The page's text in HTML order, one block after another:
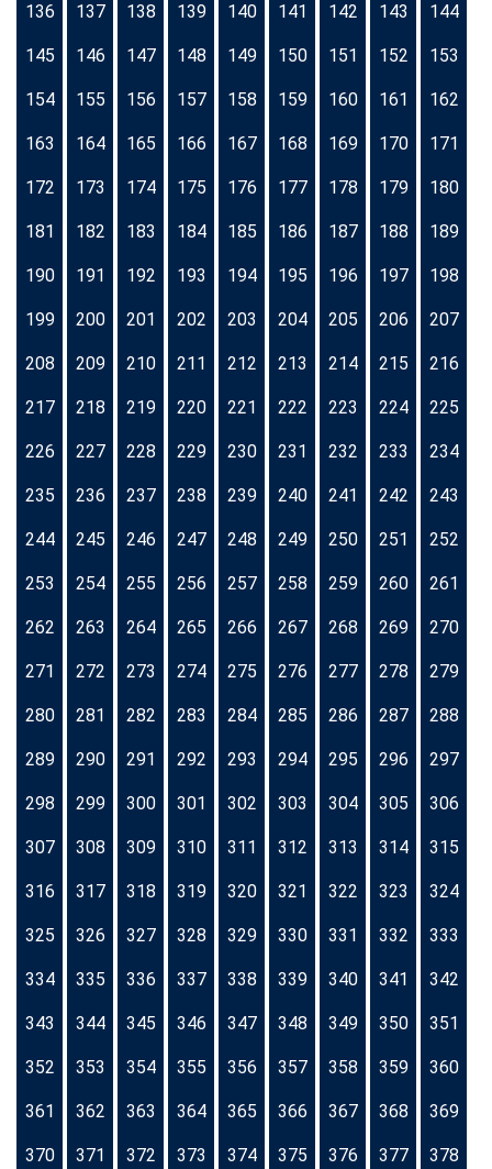
136 137 138 139 140 141 142 143 144
145 146 147 148 149 150 151 152 153
154 155 156 157 158 159 160 161 162
163 164 165 166 167 168 169 170 171
172 173 174 175 176 177 178 179 180
181 182 183 184 185 186 187 188 189
190 191 192 193 194 195 196 197 198
199 200 201 202 203 204 205 206 207
208 209 210 211 212 213 214 215 216
217 218 219 220 221 222 223 224 225
226 227 228 229 230 231 232 233 234
235 236 237 238 239 240 241 242 243
244 245 246 247 248 249 250 251 252
253 254 255 256 257 258 259 260 261
262 263 264 265 266 267 268 269 270
271 272 273 274 275 276 277 278 279
280 281 282 283 284 285 286 287 288
289 290 291 292 293 294 295 296 297
298 299 300 301 302 303 304 305 306
307 308 309 310 311 312 313 314 315
316 317 318 319 320 321 322 323 324
325 326 327 328 329 330 331 332 333
334 335 336 337 338 339 340 341 342
343 344 345 346 347 348 349 350 351
352 353 354 355 356 357 358 359 360
361 362 363 364 365 366 367 368 369
370 371 372 373 374 375 376 377 378